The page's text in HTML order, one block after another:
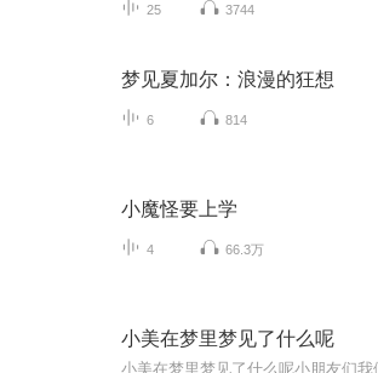
25 3744
梦见夏加尔：浪漫的狂想
6 814
小魔怪要上学
4 66.3万
小美在梦里梦见了什么呢